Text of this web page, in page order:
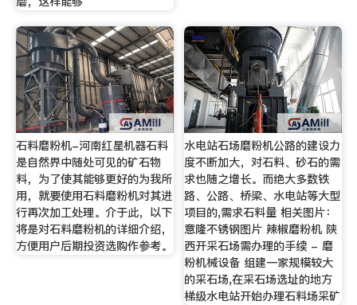
石料磨粉机-河南红星机器石料
是自然界中随处可见的矿石物
料，为了使其能够更好的为我所
用，就要使用石料磨粉机对其进
行再次加工处理。介于此，以下
将是对石料磨粉机的详细介绍，
方便用户后期投资选购作参考。
水电站石场磨粉机公路的建设力
度不断加大，对石料、砂石的需
求也随之增长。而绝大多数铁
路、公路、桥梁、水电站等大型
项目的,需求石料量 相关图片：
意隆不锈钢图片 辣椒磨粉机 陕
西开采石场需办理的手续 - 磨
粉机械设备 组建一家规模较大
的采石场,在采石场选址的地方
梯级水电站开始办理石料场采矿